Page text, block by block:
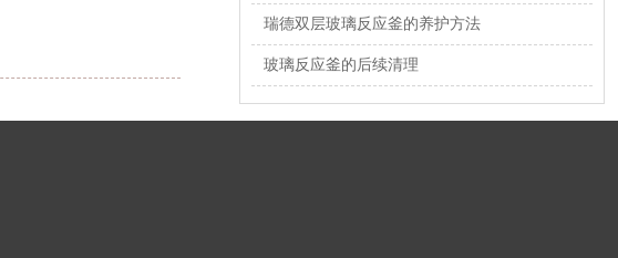
瑞德双层玻璃反应釜的养护方法
玻璃反应釜的后续清理